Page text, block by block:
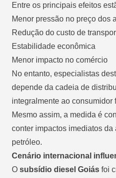
Entre os principais efeitos
Menor pressão no preço dos
Redução do custo de
Estabilidade econômica
Menor impacto no comércio
No entanto, especialistas
depende da cadeia de
integralmente ao consumidor
Mesmo assim, a medida é
conter impactos imediatos
petróleo.
Cenário internacional
O subsídio diesel Goiás foi